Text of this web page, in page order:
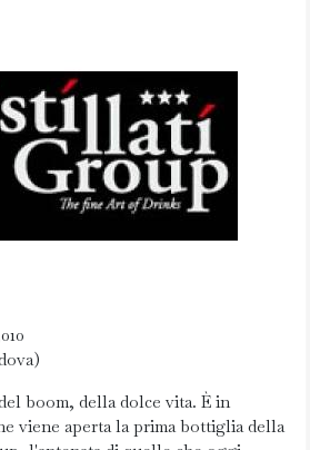
boom, della dolce vita. È in
viene aperta la prima bottiglia della